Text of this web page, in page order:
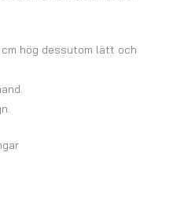
hög dessutom lätt och